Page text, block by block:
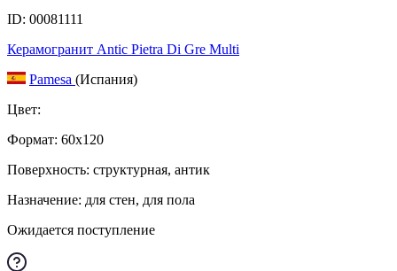
ID: 00081111
Керамогранит Antic Pietra Di Gre Multi
Pamesa (Испания)
Цвет:
Формат: 60x120
Поверхность: структурная, антик
Назначение: для стен, для пола
Ожидается поступление